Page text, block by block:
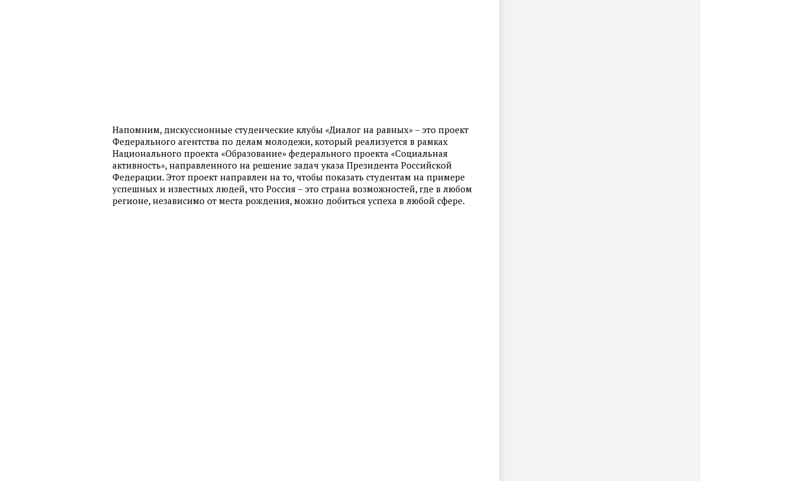
Напомним, дискуссионные студенческие клубы «Диалог на равных» – это проект
Федерального агентства по делам молодежи, который реализуется в рамках
Национального проекта «Образование» федерального проекта «Социальная
активность», направленного на решение задач указа Президента Российской
Федерации. Этот проект направлен на то, чтобы показать студентам на примере
успешных и известных людей, что Россия – это страна возможностей, где в любом
регионе, независимо от места рождения, можно добиться успеха в любой сфере.